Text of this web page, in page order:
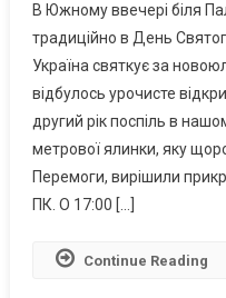
Вогні
На
Та
В Южному ввечері біля
традиційно в День
Україна святкує за
відбулось урочисте
другий рік поспіль в
метрової ялинки, яку
Перемоги, вирішили
ПК. О 17:00 […]
Continue Reading